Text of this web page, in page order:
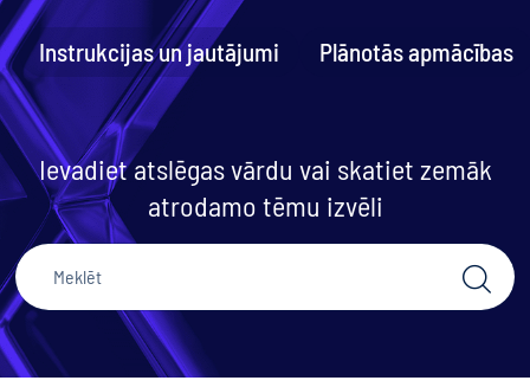
Instrukcijas un jautājumi Plānotās apmācības
Ievadiet atslēgas vārdu vai skatiet zemāk
atrodamo tēmu izvēli